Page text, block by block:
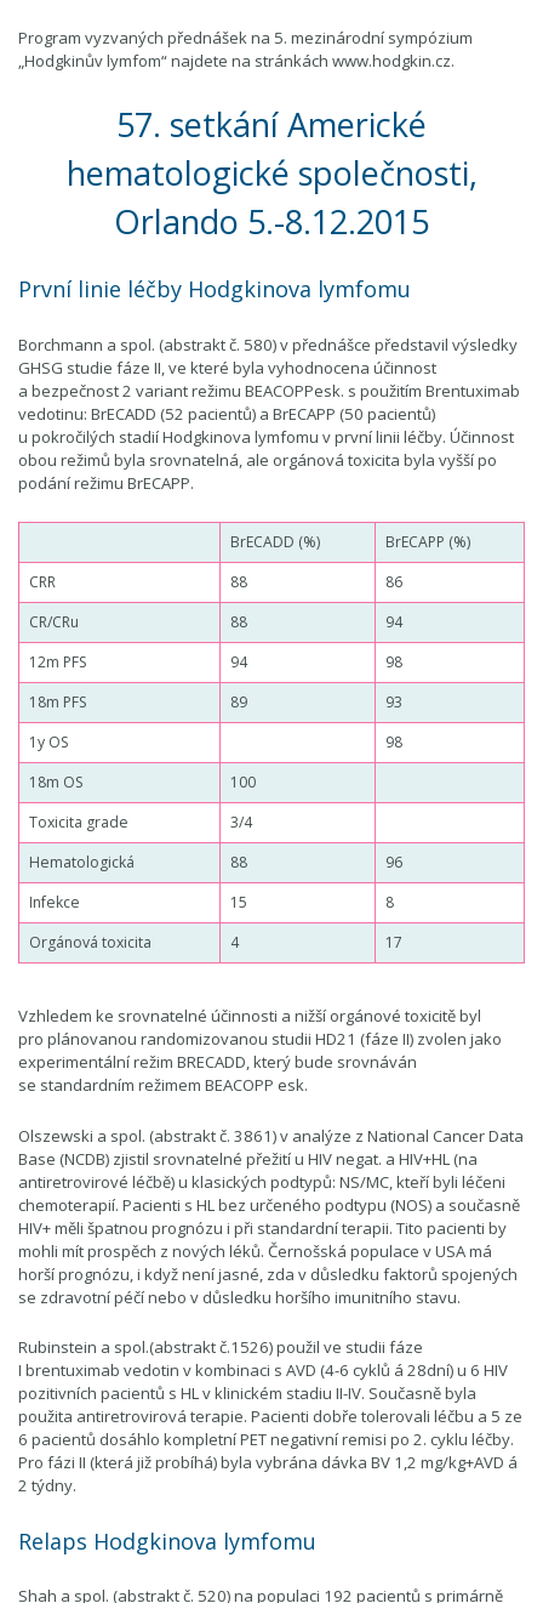
Program vyzvaných přednášek na 5. mezinárodní sympózium
„Hodgkinův lymfom“ najdete na stránkách www.hodgkin.cz.
57. setkání Americké
hematologické společnosti,
Orlando 5.-8.12.2015
První linie léčby Hodgkinova lymfomu
Borchmann a spol. (abstrakt č. 580) v přednášce představil výsledky
GHSG studie fáze II, ve které byla vyhodnocena účinnost
a bezpečnost 2 variant režimu BEACOPPesk. s použitím Brentuximab
vedotinu: BrECADD (52 pacientů) a BrECAPP (50 pacientů)
u pokročilých stadií Hodgkinova lymfomu v první linii léčby. Účinnost
obou režimů byla srovnatelná, ale orgánová toxicita byla vyšší po
podání režimu BrECAPP.
BrECADD (%)
BrECAPP (%)
CRR
88
86
CR/CRu
88
94
12m PFS
94
98
18m PFS
89
93
1y OS
98
18m OS
100
Toxicita grade
3/4
Hematologická
88
96
Infekce
15
8
Orgánová toxicita
4 17
Vzhledem ke srovnatelné účinnosti a nižší orgánové toxicitě byl
pro plánovanou randomizovanou studii HD21 (fáze II) zvolen jako
experimentální režim BRECADD, který bude srovnáván
se standardním režimem BEACOPP esk.
Olszewski a spol. (abstrakt č. 3861) v analýze z National Cancer Data
Base (NCDB) zjistil srovnatelné přežití u HIV negat. a HIV+HL (na
antiretrovirové léčbě) u klasických podtypů: NS/MC, kteří byli léčeni
chemoterapií. Pacienti s HL bez určeného podtypu (NOS) a současně
HIV+ měli špatnou prognózu i při standardní terapii. Tito pacienti by
mohli mít prospěch z nových léků. Černošská populace v USA má
horší prognózu, i když není jasné, zda v důsledku faktorů spojených
se zdravotní péčí nebo v důsledku horšího imunitního stavu.
Rubinstein a spol.(abstrakt č.1526) použil ve studii fáze
I brentuximab vedotin v kombinaci s AVD (4-6 cyklů á 28dní) u 6 HIV
pozitivních pacientů s HL v klinickém stadiu II-IV. Současně byla
použita antiretrovirová terapie. Pacienti dobře tolerovali léčbu a 5 ze
6 pacientů dosáhlo kompletní PET negativní remisi po 2. cyklu léčby.
Pro fázi II (která již probíhá) byla vybrána dávka BV 1,2 mg/kg+AVD á
2 týdny.
Relaps Hodgkinova lymfomu
Shah a spol. (abstrakt č. 520) na populaci 192 pacientů s primárně